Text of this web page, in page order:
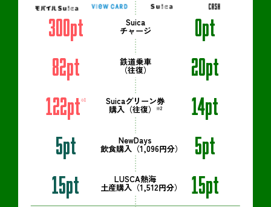
CASH
300pt Suica
チャージ
0pt
82pt
鉄道乗車
（往復）
20pt
122pt ※1 Suicaグリーン券
購入（往復） ※2
14pt
5pt
NewDays
飲食購入（1,096円分）
5pt
15pt
LUSCA熱海
土産購入（1,512円分）
15pt